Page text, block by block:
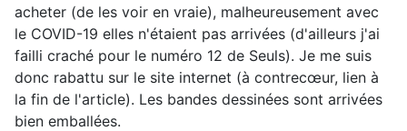
acheter (de les voir en vraie), malheureusement avec
le COVID-19 elles n'étaient pas arrivées (d'ailleurs j'ai
failli craché pour le numéro 12 de Seuls). Je me suis
donc rabattu sur le site internet (à contrecœur, lien à
la fin de l'article). Les bandes dessinées sont arrivées
bien emballées.